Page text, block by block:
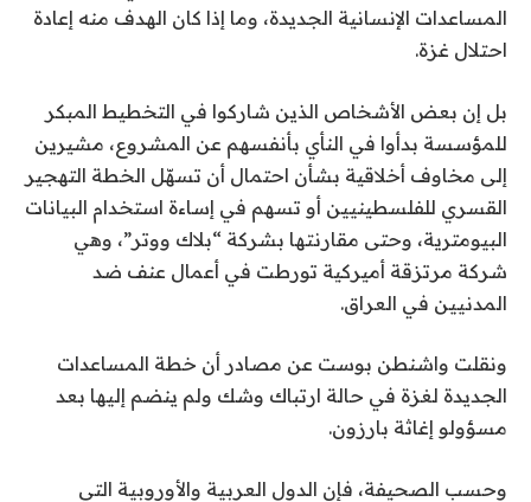
المساعدات الإنسانية الجديدة، وما إذا كان الهدف منه إعادة
احتلال غزة.
بل إن بعض الأشخاص الذين شاركوا في التخطيط المبكر
للمؤسسة بدأوا في النأي بأنفسهم عن المشروع، مشيرين
إلى مخاوف أخلاقية بشأن احتمال أن تسهّل الخطة التهجير
القسري للفلسطينيين أو تسهم في إساءة استخدام البيانات
البيومترية، وحتى مقارنتها بشركة “بلاك ووتر”، وهي
شركة مرتزقة أميركية تورطت في أعمال عنف ضد
المدنيين في العراق.
ونقلت واشنطن بوست عن مصادر أن خطة المساعدات
الجديدة لغزة في حالة ارتباك وشك ولم ينضم إليها بعد
مسؤولو إغاثة بارزون.
وحسب الصحيفة، فإن الدول العربية والأوروبية التي